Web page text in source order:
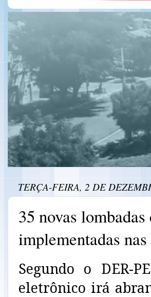
TERÇA-FEIRA, 2 DE
35 novas
implementadas
Segundo o DER-
eletrônico irá